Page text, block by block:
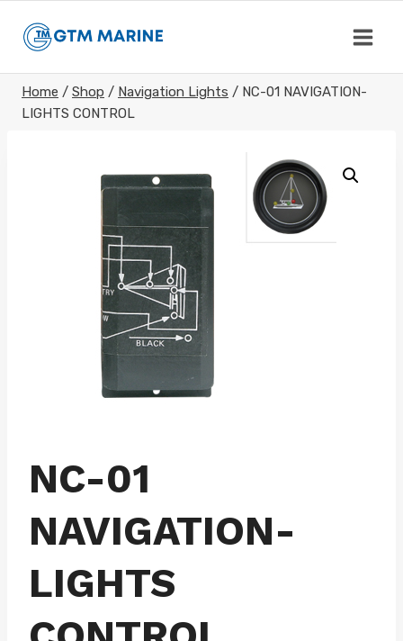
Home / Shop / Navigation Lights / NC-01 NAVIGATION-
LIGHTS CONTROL
NC-01
NAVIGATION-
LIGHTS